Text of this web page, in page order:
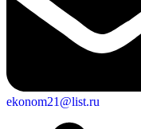
КСП КГО
ekonom21@list.ru